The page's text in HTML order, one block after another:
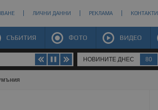
ЛИЧНИ ДАННИ РЕКЛАМА КОНТАКТИ
СЪБИТИЯ ФОТО ВИДЕО
НОВИНИТЕ ДНЕС 80